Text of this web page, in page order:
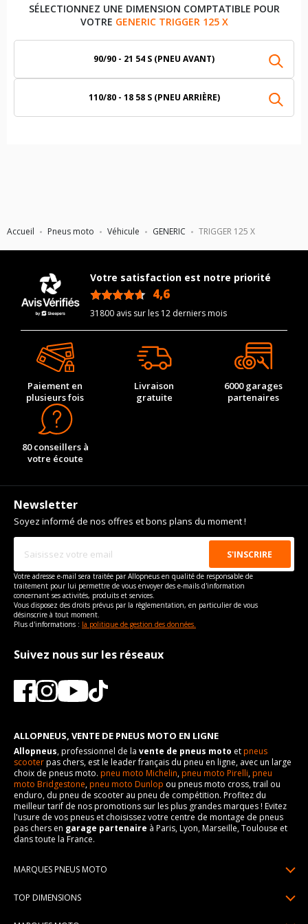
Accueil Pneus moto Véhicule GENERIC TRIGGER 125 X
SÉLECTIONNEZ UNE DIMENSION COMPTATIBLE POUR
VOTRE GENERIC TRIGGER 125 X
90/90 - 21 54 S (PNEU AVANT)
110/80 - 18 58 S (PNEU ARRIÈRE)
Votre satisfaction est notre priorité
4,6
31800 avis sur les 12 derniers mois
Paiement en
plusieurs fois
Livraison
gratuite
6000 garages
partenaires
80 conseillers à
votre écoute
Newsletter
Soyez informé de nos offres et bons plans du moment !
Votre adresse e-mail sera traitée par Allopneus en qualité de responsable de
traitement pour lui permettre de vous envoyer des e-mails d'information
concernant ses activités, produits et services.
Vous disposez des droits prévus par la règlementation, en particulier de vous
désinscrire à tout moment.
Plus d'informations : la politique de gestion des données.
Suivez nous sur les réseaux
ALLOPNEUS, VENTE DE PNEUS MOTO EN LIGNE
Allopneus, professionnel de la vente de pneus moto etpneus
scooterpas chers, est le leader français du pneu en ligne, avec un large
choix de pneus moto. pneu moto Michelin,pneu moto Pirelli,pneu
moto Bridgestone,pneu moto Dunlop ou pneus moto cross, trail ou
enduro, du pneu de scooter au pneu de compétition. Profitez du
meilleur tarif de nos promotions sur les plus grandes marques ! Evitez
l'usure de vos pneus et choisissez votre centre de montage de pneus
pas chers en garage partenaire à Paris, Lyon, Marseille, Toulouse et
dans toute la France.
MARQUES PNEUS MOTO
TOP DIMENSIONS